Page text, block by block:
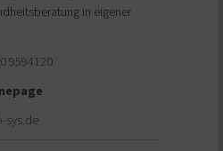
in eigener
9594120
sys.de